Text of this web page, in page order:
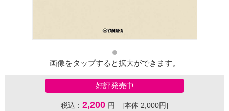
画像をタップすると拡大ができます。
好評発売中
税込： 2,200 円 [本体 2,000円]